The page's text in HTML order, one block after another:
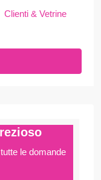
Clienti & Vetrine
tutte le domande